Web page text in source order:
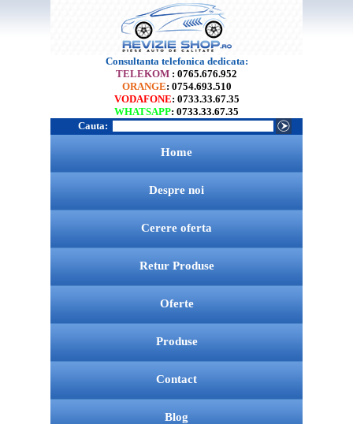
Consultanta telefonica dedicata:
TELEKOM : 0765.676.952
ORANGE: 0754.693.510
VODAFONE: 0733.33.67.35
WHATSAPP: 0733.33.67.35
Cauta:
Home
Despre noi
Cerere oferta
Retur Produse
Oferte
Produse
Contact
Blog